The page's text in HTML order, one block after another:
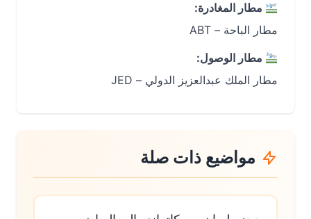
مطار المغادرة:
مطار الباحة – ABT
مطار الوصول:
مطار الملك عبدالعزيز الدولي – JED
مواضيع ذات صلة